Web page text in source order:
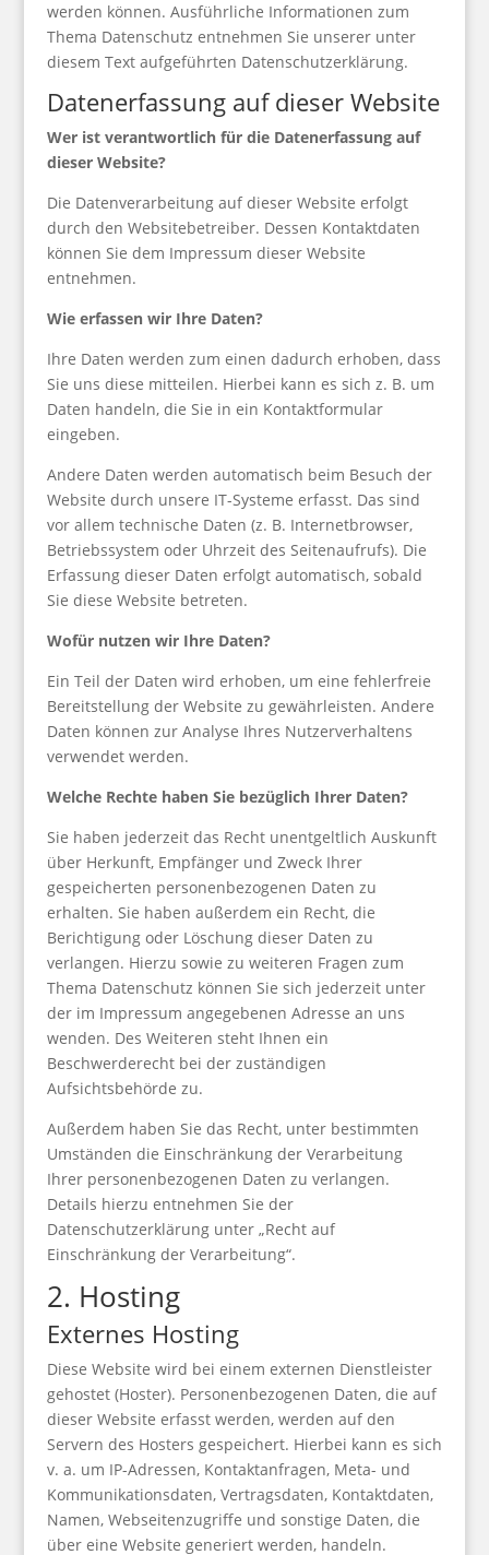
werden können. Ausführliche Informationen zum
Thema Datenschutz entnehmen Sie unserer unter
diesem Text aufgeführten Datenschutzerklärung.
Datenerfassung auf dieser Website
Wer ist verantwortlich für die Datenerfassung auf
dieser Website?
Die Datenverarbeitung auf dieser Website erfolgt
durch den Websitebetreiber. Dessen Kontaktdaten
können Sie dem Impressum dieser Website
entnehmen.
Wie erfassen wir Ihre Daten?
Ihre Daten werden zum einen dadurch erhoben, dass
Sie uns diese mitteilen. Hierbei kann es sich z. B. um
Daten handeln, die Sie in ein Kontaktformular
eingeben.
Andere Daten werden automatisch beim Besuch der
Website durch unsere IT-Systeme erfasst. Das sind
vor allem technische Daten (z. B. Internetbrowser,
Betriebssystem oder Uhrzeit des Seitenaufrufs). Die
Erfassung dieser Daten erfolgt automatisch, sobald
Sie diese Website betreten.
Wofür nutzen wir Ihre Daten?
Ein Teil der Daten wird erhoben, um eine fehlerfreie
Bereitstellung der Website zu gewährleisten. Andere
Daten können zur Analyse Ihres Nutzerverhaltens
verwendet werden.
Welche Rechte haben Sie bezüglich Ihrer Daten?
Sie haben jederzeit das Recht unentgeltlich Auskunft
über Herkunft, Empfänger und Zweck Ihrer
gespeicherten personenbezogenen Daten zu
erhalten. Sie haben außerdem ein Recht, die
Berichtigung oder Löschung dieser Daten zu
verlangen. Hierzu sowie zu weiteren Fragen zum
Thema Datenschutz können Sie sich jederzeit unter
der im Impressum angegebenen Adresse an uns
wenden. Des Weiteren steht Ihnen ein
Beschwerderecht bei der zuständigen
Aufsichtsbehörde zu.
Außerdem haben Sie das Recht, unter bestimmten
Umständen die Einschränkung der Verarbeitung
Ihrer personenbezogenen Daten zu verlangen.
Details hierzu entnehmen Sie der
Datenschutzerklärung unter „Recht auf
Einschränkung der Verarbeitung“.
2. Hosting
Externes Hosting
Diese Website wird bei einem externen Dienstleister
gehostet (Hoster). Personenbezogenen Daten, die auf
dieser Website erfasst werden, werden auf den
Servern des Hosters gespeichert. Hierbei kann es sich
v. a. um IP-Adressen, Kontaktanfragen, Meta- und
Kommunikationsdaten, Vertragsdaten, Kontaktdaten,
Namen, Webseitenzugriffe und sonstige Daten, die
über eine Website generiert werden, handeln.